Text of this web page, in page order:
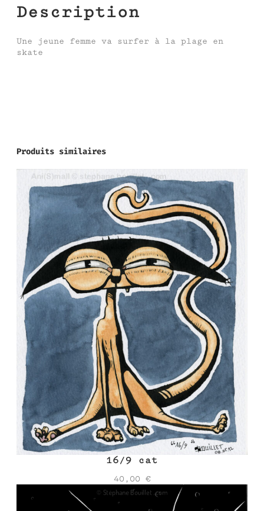
Description
Une jeune femme va surfer à la plage en
skate
Produits similaires
16/9 cat
40,00 €